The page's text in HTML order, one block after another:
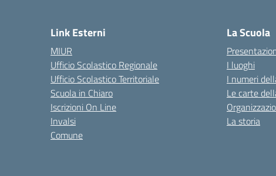
Link Esterni
MIUR
Ufficio Scolastico Regionale
Ufficio Scolastico Territoriale
Scuola in Chiaro
Iscrizioni On Line
Invalsi
Comune
La Scuola
I luoghi
I numeri
Le carte
La storia